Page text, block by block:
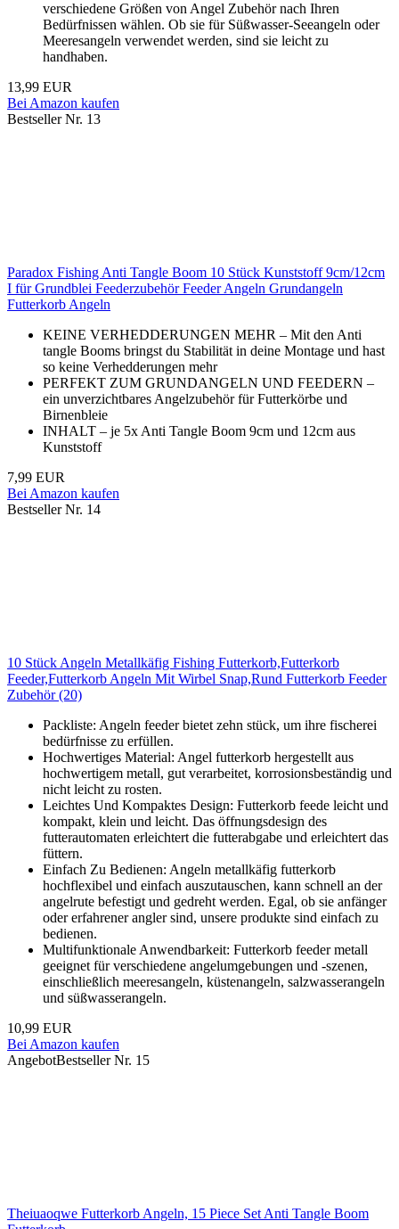
verschiedene Größen von Angel Zubehör nach Ihren
Bedürfnissen wählen. Ob sie für Süßwasser-Seeangeln oder
Meeresangeln verwendet werden, sind sie leicht zu
handhaben.
13,99 EUR
Bei Amazon kaufen
Bestseller Nr. 13
Paradox Fishing Anti Tangle Boom 10 Stück Kunststoff 9cm/12cm
I für Grundblei Feederzubehör Feeder Angeln Grundangeln
Futterkorb Angeln
KEINE VERHEDDERUNGEN MEHR – Mit den Anti
tangle Booms bringst du Stabilität in deine Montage und hast
so keine Verhedderungen mehr
PERFEKT ZUM GRUNDANGELN UND FEEDERN –
ein unverzichtbares Angelzubehör für Futterkörbe und
Birnenbleie
INHALT – je 5x Anti Tangle Boom 9cm und 12cm aus
Kunststoff
7,99 EUR
Bei Amazon kaufen
Bestseller Nr. 14
10 Stück Angeln Metallkäfig Fishing Futterkorb,Futterkorb
Feeder,Futterkorb Angeln Mit Wirbel Snap,Rund Futterkorb Feeder
Zubehör (20)
Packliste: Angeln feeder bietet zehn stück, um ihre fischerei
bedürfnisse zu erfüllen.
Hochwertiges Material: Angel futterkorb hergestellt aus
hochwertigem metall, gut verarbeitet, korrosionsbeständig und
nicht leicht zu rosten.
Leichtes Und Kompaktes Design: Futterkorb feede leicht und
kompakt, klein und leicht. Das öffnungsdesign des
futterautomaten erleichtert die futterabgabe und erleichtert das
füttern.
Einfach Zu Bedienen: Angeln metallkäfig futterkorb
hochflexibel und einfach auszutauschen, kann schnell an der
angelrute befestigt und gedreht werden. Egal, ob sie anfänger
oder erfahrener angler sind, unsere produkte sind einfach zu
bedienen.
Multifunktionale Anwendbarkeit: Futterkorb feeder metall
geeignet für verschiedene angelumgebungen und -szenen,
einschließlich meeresangeln, küstenangeln, salzwasserangeln
und süßwasserangeln.
10,99 EUR
Bei Amazon kaufen
AngebotBestseller Nr. 15
Theiuaoqwe Futterkorb Angeln, 15 Piece Set Anti Tangle Boom